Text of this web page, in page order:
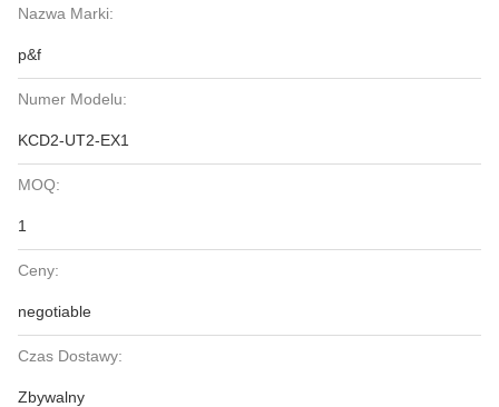
Nazwa Marki:
p&f
Numer Modelu:
KCD2-UT2-EX1
MOQ:
1
Ceny:
negotiable
Czas Dostawy:
Zbywalny